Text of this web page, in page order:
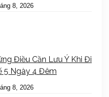
8, 2026
Điều Cần Lưu Ý Khi Đi
5 Ngày 4 Đêm
8, 2026